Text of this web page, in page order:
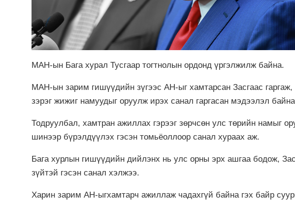
МАН-ын Бага хурал Тусгаар тогтнолын ордонд үргэлжилж байна.
МАН-ын зарим гишүүдийн зүгээс АН-ыг хамтарсан Засгаас
зэрэг жижиг намуудыг оруулж ирэх санал гаргасан мэдээлэл
Тодруулбал, хамтран ажиллах гэрээг зөрчсөн улс төрийн намыг
шинээр бүрэлдүүлэх гэсэн томьёоллоор санал хураах аж.
Бага хурлын гишүүдийн дийлэнх нь улс орны эрх ашгаа бодож,
зүйтэй гэсэн санал хэлжээ.
Харин зарим АН-ыгхамтарч ажиллаж чадахгүй байна гэх байр